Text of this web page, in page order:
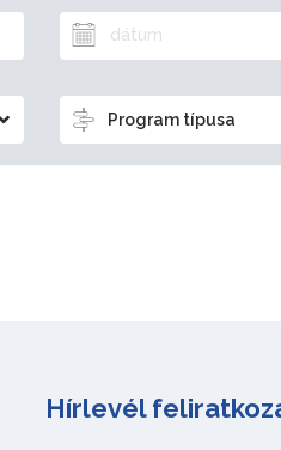
Program típusa
Hírlevél